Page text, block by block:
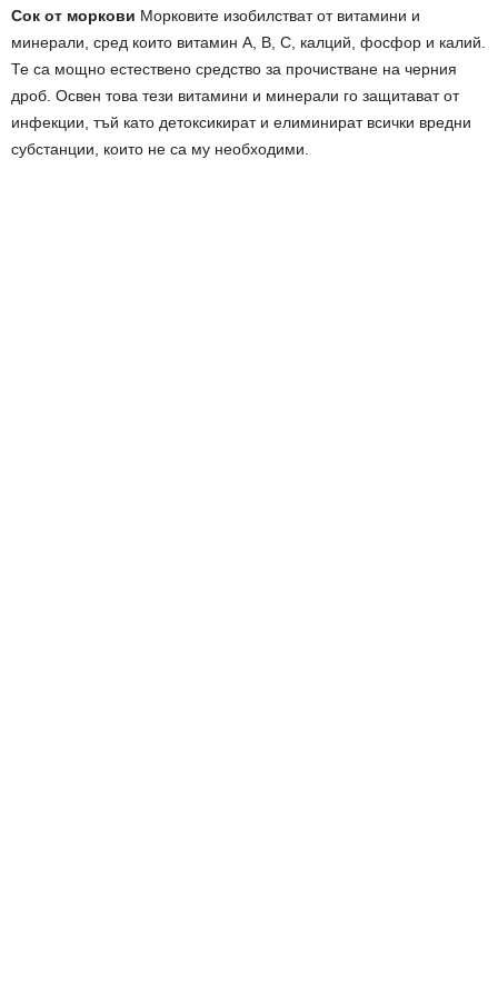
Сок от моркови Морковите изобилстват от витамини и
минерали, сред които витамин А, В, С, калций, фосфор и калий.
Те са мощно естествено средство за прочистване на черния
дроб. Освен това тези витамини и минерали го защитават от
инфекции, тъй като детоксикират и елиминират всички вредни
субстанции, които не са му необходими.